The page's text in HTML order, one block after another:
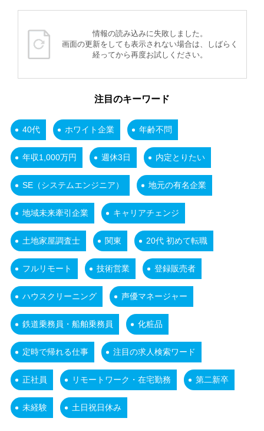
情報の読み込みに失敗しました。
画面の更新をしても表示されない場合は、しばらく
経ってから再度お試しください。
注目のキーワード
40代 ホワイト企業 年齢不問
年収1,000万円 週休3日 内定とりたい
SE（システムエンジニア） 地元の有名企業
地域未来牽引企業 キャリアチェンジ
土地家屋調査士 関東 20代 初めて転職
フルリモート 技術営業 登録販売者
ハウスクリーニング 声優マネージャー
鉄道乗務員・船舶乗務員 化粧品
定時で帰れる仕事 注目の求人検索ワード
正社員 リモートワーク・在宅勤務 第二新卒
未経験 土日祝日休み